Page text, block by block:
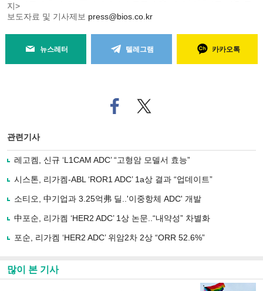
지>
보도자료 및 기사제보 press@bios.co.kr
뉴스레터 텔레그램 카카오톡
페
이
로
기
사
유
기
트위
터로
관련기사
레고켐, 신규 ‘L1CAM ADC’ “고형암 모델서 효능”
시스톤, 리가켐-ABL ‘ROR1 ADC’ 1a상 결과 “업데이트”
소티오, 中기업과 3.25억弗 딜..'이중항체 ADC' 개발
中포순, 리가켐 ‘HER2 ADC’ 1상 논문..“내약성” 차별화
포순, 리가켐 ‘HER2 ADC’ 위암2차 2상 “ORR 52.6%”
많이 본 기사